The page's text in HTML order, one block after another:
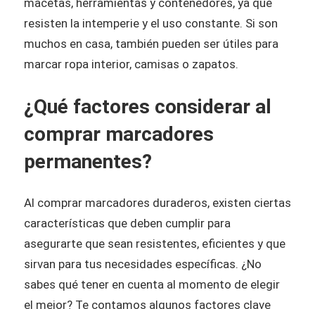
macetas, herramientas y contenedores, ya que
resisten la intemperie y el uso constante. Si son
muchos en casa, también pueden ser útiles para
marcar ropa interior, camisas o zapatos.
¿Qué factores considerar al
comprar marcadores
permanentes?
Al comprar marcadores duraderos, existen ciertas
características que deben cumplir para
asegurarte que sean resistentes, eficientes y que
sirvan para tus necesidades específicas. ¿No
sabes qué tener en cuenta al momento de elegir
el mejor? Te contamos algunos factores clave